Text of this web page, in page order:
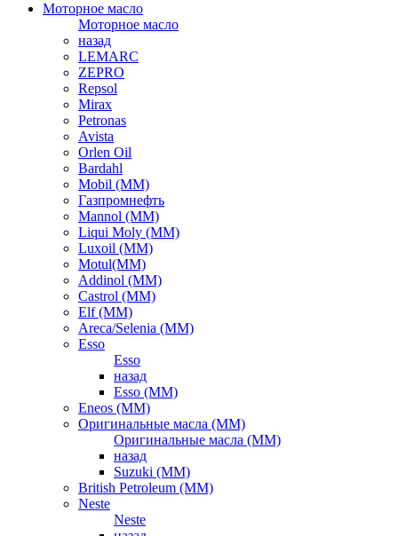
Моторное масло
Моторное масло
назад
LEMARC
ZEPRO
Repsol
Mirax
Petronas
Avista
Orlen Oil
Bardahl
Mobil (ММ)
Газпромнефть
Mannol (ММ)
Liqui Moly (ММ)
Luxoil (ММ)
Motul(ММ)
Addinol (ММ)
Castrol (ММ)
Elf (ММ)
Areca/Selenia (ММ)
Esso
Esso
назад
Esso (ММ)
Eneos (ММ)
Оригинальные масла (ММ)
Оригинальные масла (ММ)
назад
Suzuki (ММ)
British Petroleum (ММ)
Neste
Neste